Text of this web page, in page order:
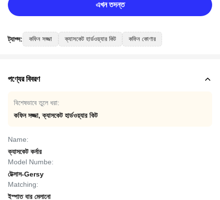
এখন তদন্ত
ট্যাগ্স: কফিন সজ্জা ক্যাসকেট হার্ডওয়্যার কিট কফিন কোণার
পণ্যের বিবরণ
বিশেষভাবে তুলে ধরা:
কফিন সজ্জা,ক্যাসকেট হার্ডওয়্যার কিট
Name:
ক্যাসকেট কর্নার
Model Numbe:
টেক্সাস-Gersy
Matching:
ইস্পাত বার মেলানো